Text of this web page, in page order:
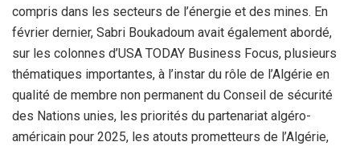
compris dans les secteurs de l’énergie et des mines. En
février dernier, Sabri Boukadoum avait également abordé,
sur les colonnes d’USA TODAY Business Focus, plusieurs
thématiques importantes, à l’instar du rôle de l’Algérie en
qualité de membre non permanent du Conseil de sécurité
des Nations unies, les priorités du partenariat algéro-
américain pour 2025, les atouts prometteurs de l’Algérie,